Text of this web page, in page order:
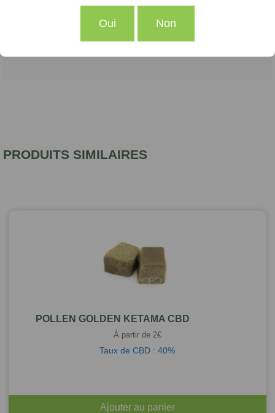
PRODUITS SIMILAIRES
POLLEN GOLDEN KETAMA CBD
À partir de 2€
Taux de CBD : 40%
Ajouter au panier
Oui Non